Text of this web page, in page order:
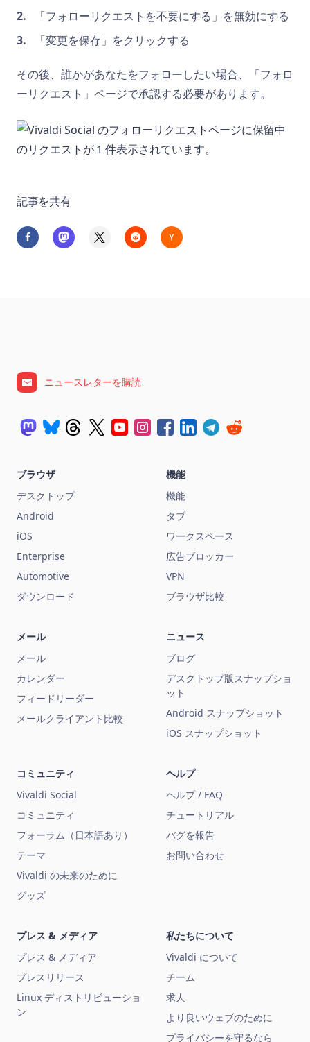
「フォローリクエストを不要にする」を無効にする
「変更を保存」をクリックする
その後、誰かがあなたをフォローしたい場合、「フォロ
ーリクエスト」ページで承認する必要があります。
記事を共有
ニュースレターを購読
ブラウザ
デスクトップ
Android
iOS
Enterprise
Automotive
ダウンロード
機能
機能
タブ
ワークスペース
広告ブロッカー
VPN
ブラウザ比較
メール
メール
カレンダー
フィードリーダー
メールクライアント比較
ニュース
ブログ
デスクトップ版スナップショ
ット
Android スナップショット
iOS スナップショット
コミュニティ
Vivaldi Social
コミュニティ
フォーラム（日本語あり）
テーマ
Vivaldi の未来のために
グッズ
ヘルプ
ヘルプ / FAQ
チュートリアル
バグを報告
お問い合わせ
プレス & メディア
プレス & メディア
プレスリリース
Linux ディストリビューショ
ン
私たちについて
Vivaldi について
チーム
求人
より良いウェブのために
プライバシーを守るなら